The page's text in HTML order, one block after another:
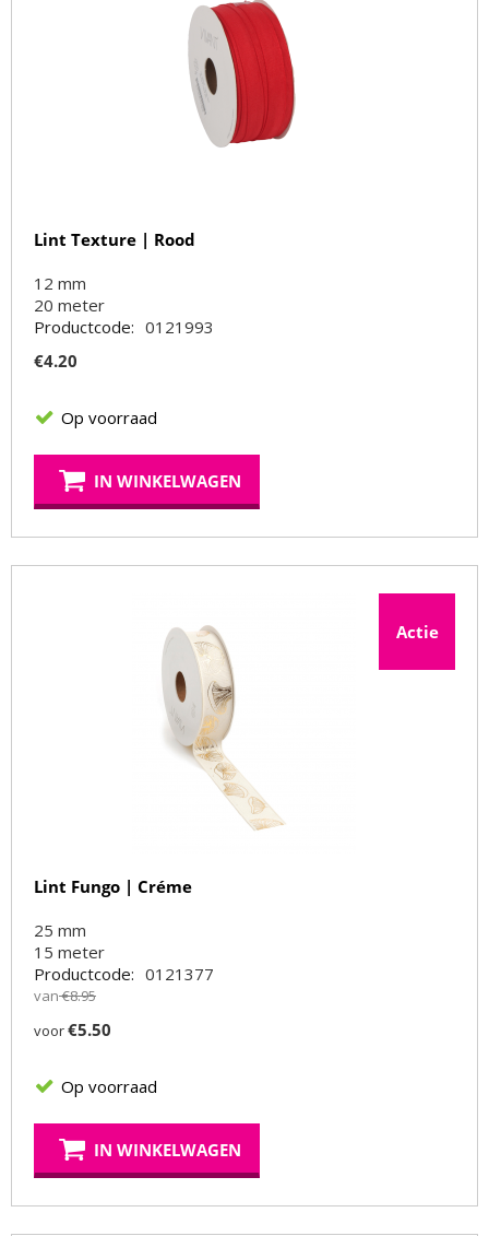
Lint Texture | Rood
12 mm
20 meter
Productcode: 0121993
€4.20
Op voorraad
IN WINKELWAGEN
Actie
Lint Fungo | Créme
25 mm
15 meter
Productcode: 0121377
van €8.95
voor€5.50
Op voorraad
IN WINKELWAGEN